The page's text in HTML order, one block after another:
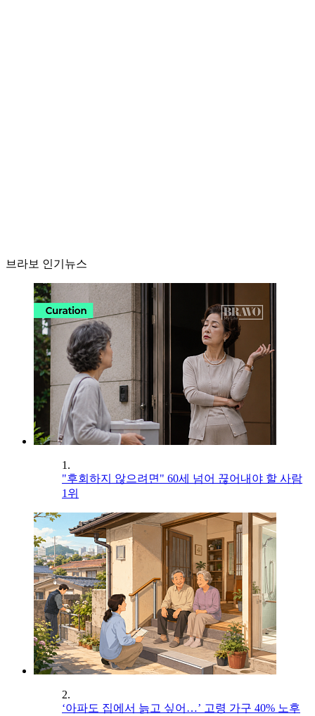
브라보 인기뉴스
1.
"후회하지 않으려면" 60세 넘어 끊어내야 할 사람
1위
2.
‘아파도 집에서 늙고 싶어…’ 고령 가구 40% 노후